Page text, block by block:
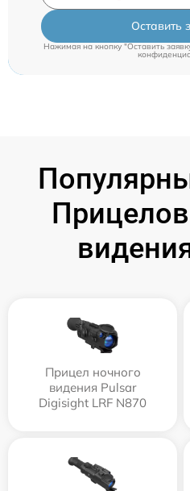
Оставить
Нажимая на кнопку "Оставить
Прицел ночного
видения Pulsar
Digisight LRF N870